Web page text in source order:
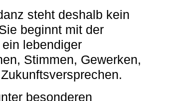
steht deshalb kein
beginnt mit der
lebendiger
Stimmen, Gewerken,
besonderen